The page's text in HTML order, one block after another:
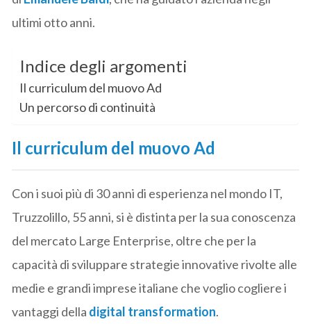
ultimi otto anni.
Indice degli argomenti
Il curriculum del muovo Ad
Un percorso di continuità
Il curriculum del muovo Ad
Con i suoi più di 30 anni di esperienza nel mondo IT,
Truzzolillo, 55 anni, si è distinta per la sua conoscenza
del mercato Large Enterprise, oltre che per la
capacità di sviluppare strategie innovative rivolte alle
medie e grandi imprese italiane che voglio cogliere i
vantaggi della digital transformation.